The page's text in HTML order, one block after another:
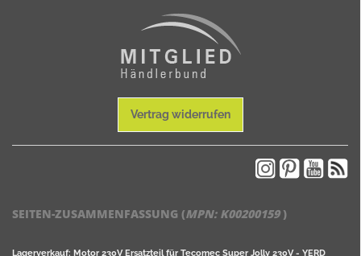
Vertrag widerrufen
SEITEN-ZUSAMMENFASSUNG (MPN: K00200159)
Lagerverkauf: Motor 230V Ersatzteil für Tecomec Super Jolly 230V - YERD